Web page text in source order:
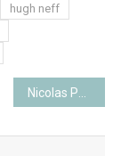
hugh neff